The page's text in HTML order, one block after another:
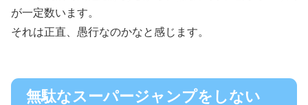
が一定数います。
それは正直、愚行なのかなと感じます。
無駄なスーパージャンプをしない